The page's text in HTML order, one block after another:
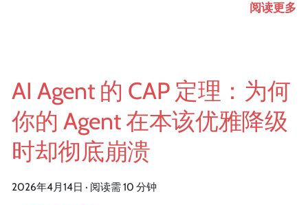
阅读更多
AI Agent 的 CAP 定理：为何
你的 Agent 在本该优雅降级
时却彻底崩溃
2026年4月14日 · 阅读需 10 分钟